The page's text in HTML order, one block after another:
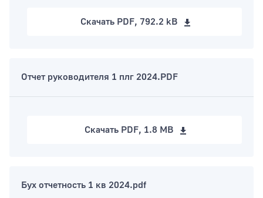
Скачать PDF, 792.2 kB
Отчет руководителя 1 плг 2024.PDF
Скачать PDF, 1.8 MB
Бух отчетность 1 кв 2024.pdf